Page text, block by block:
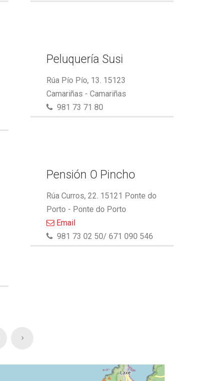
Peluquería Susi
Rúa Pío Pío, 13. 15123
Camariñas - Camariñas
981 73 71 80
Pensión O Pincho
Rúa Curros, 22. 15121 Ponte do
Porto - Ponte do Porto
Email
981 73 02 50/ 671 090 546